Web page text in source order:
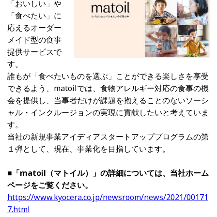
「おいしい」や
「食べたい」に
応えるオーダー
メイド型の食事
提供サービスで
す。
誰もが「食べたいものを選ぶ」ことができる楽しさを享受
できるよう、matoilでは、食物アレルギー対応の食事の機
会を提供し、当事者だけが課題を抱えることのないソーシ
ャル・インクルージョンの実現に貢献したいと考えていま
す。
当社の新規事業アイディアスタートアッププログラムの第
１弾として、現在、事業化を目指しています。
■「matoil（マトイル）」の詳細については、当社ホーム
ページをご覧ください。
https://www.kyocera.co.jp/newsroom/news/2021/00171
7.html